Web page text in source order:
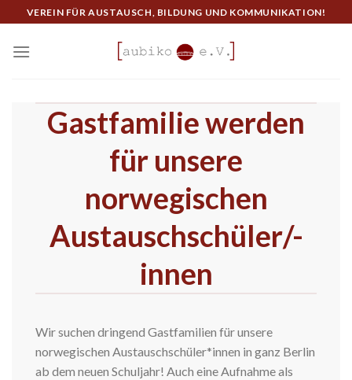
to
content
VEREIN FÜR AUSTAUSCH, BILDUNG UND KOMMUNIKATION!
Gastfamilie werden
für unsere
norwegischen
Austauschschüler/-
innen
Wir suchen dringend Gastfamilien für unsere
norwegischen Austauschschüler*innen in ganz Berlin
ab dem neuen Schuljahr! Auch eine Aufnahme als